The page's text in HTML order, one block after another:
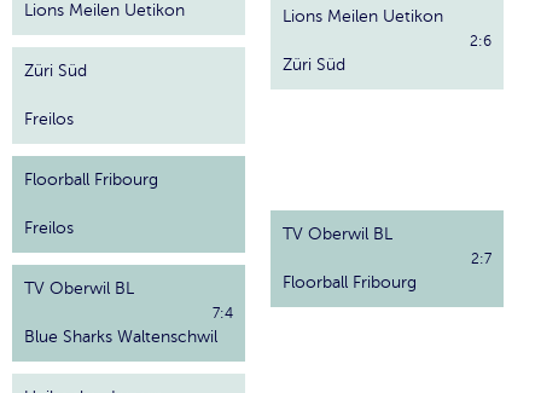
Lions Meilen Uetikon
Züri Süd
Freilos
Floorball Fribourg
Freilos
TV Oberwil BL
Blue Sharks Waltenschwil
7:4
Lions Meilen Uetikon
Züri Süd
2:6
TV Oberwil BL
Floorball Fribourg
2:7